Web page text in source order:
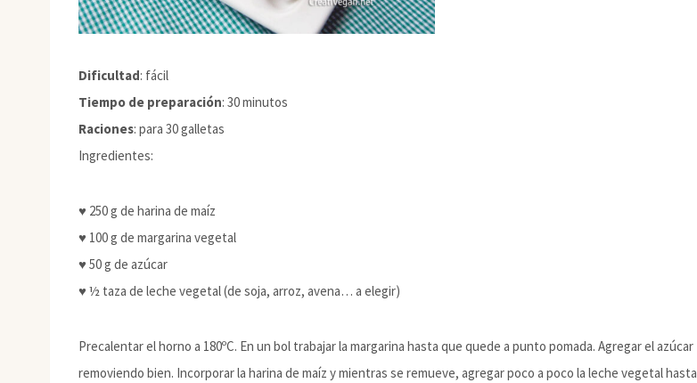
Dificultad: fácil
Tiempo de preparación: 30 minutos
Raciones: para 30 galletas
Ingredientes:
♥ 250 g de harina de maíz
♥ 100 g de margarina vegetal
♥ 50 g de azúcar
♥ ½ taza de leche vegetal (de soja, arroz, avena… a elegir)
Precalentar el horno a 180ºC. En un bol trabajar la margarina hasta que quede a punto pomada. Agregar el azúcar
removiendo bien. Incorporar la harina de maíz y mientras se remueve, agregar poco a poco la leche vegetal hasta